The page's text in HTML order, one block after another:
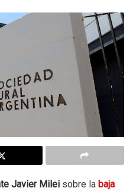
Javier Milei sobre la baja